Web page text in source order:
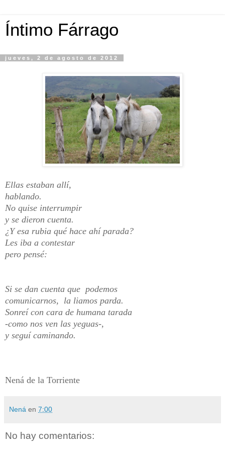
Íntimo Fárrago
jueves, 2 de agosto de 2012
Ellas estaban allí,
hablando.
No quise interrumpir
y se dieron cuenta.
¿Y esa rubia qué hace ahí parada?
Les iba a contestar
pero pensé:
Si se dan cuenta que podemos
comunicarnos, la liamos parda.
Sonreí con cara de humana tarada
-como nos ven las yeguas-,
y seguí caminando.
Nená de la Torriente
Nená en 7:00
No hay comentarios: